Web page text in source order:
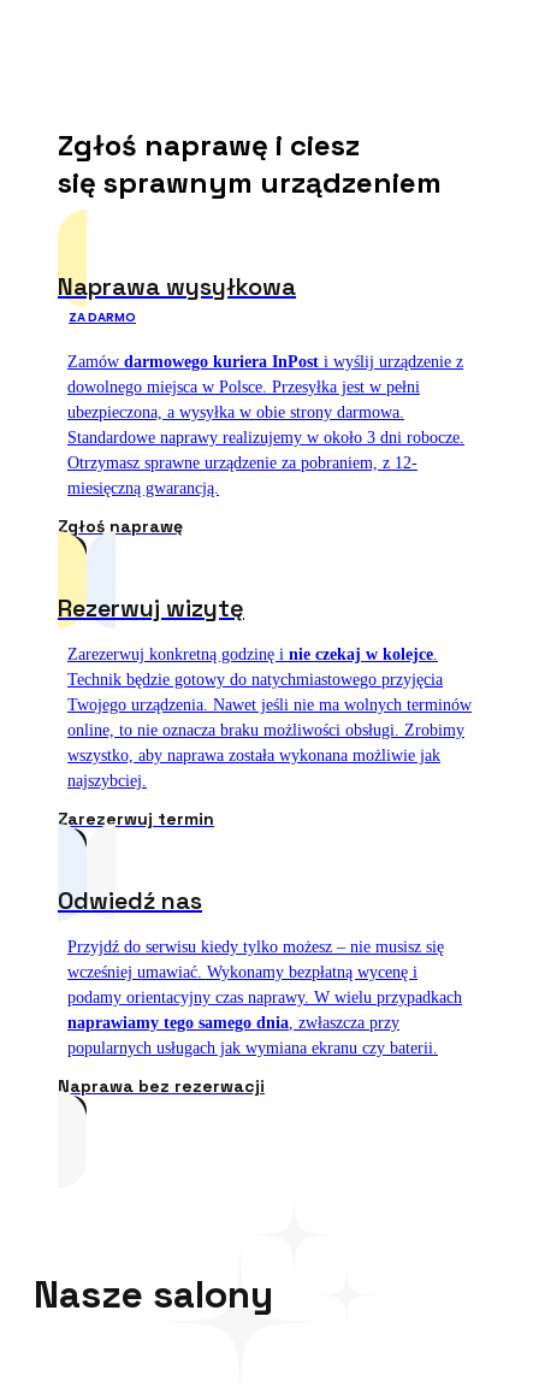
Zgłoś naprawę i ciesz
się sprawnym urządzeniem
Naprawa wysyłkowa
ZA DARMO
Zamów darmowego kuriera InPost i wyślij urządzenie z
dowolnego miejsca w Polsce. Przesyłka jest w pełni
ubezpieczona, a wysyłka w obie strony darmowa.
Standardowe naprawy realizujemy w około 3 dni robocze.
Otrzymasz sprawne urządzenie za pobraniem, z 12-
miesięczną gwarancją.
Zgłoś naprawę
Rezerwuj wizytę
Zarezerwuj konkretną godzinę i nie czekaj w kolejce.
Technik będzie gotowy do natychmiastowego przyjęcia
Twojego urządzenia. Nawet jeśli nie ma wolnych terminów
online, to nie oznacza braku możliwości obsługi. Zrobimy
wszystko, aby naprawa została wykonana możliwie jak
najszybciej.
Zarezerwuj termin
Odwiedź nas
Przyjdź do serwisu kiedy tylko możesz – nie musisz się
wcześniej umawiać. Wykonamy bezpłatną wycenę i
podamy orientacyjny czas naprawy. W wielu przypadkach
naprawiamy tego samego dnia, zwłaszcza przy
popularnych usługach jak wymiana ekranu czy baterii.
Naprawa bez rezerwacji
Nasze salony